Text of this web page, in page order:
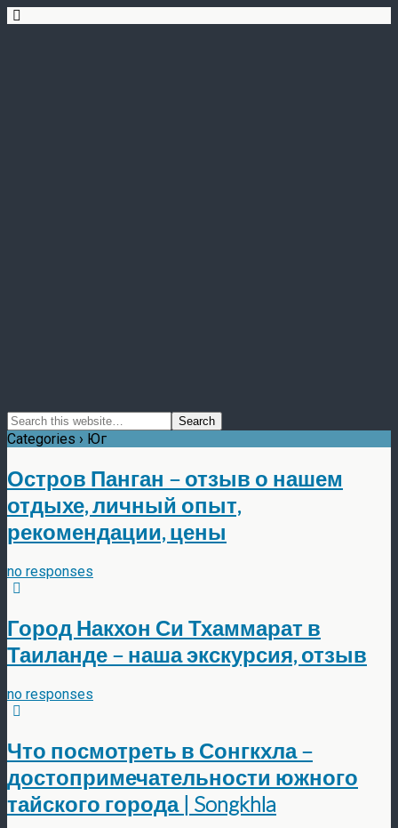
Categories › Юг
Остров Панган – отзыв о нашем
отдыхе, личный опыт,
рекомендации, цены
no responses
Город Накхон Си Тхаммарат в
Таиланде – наша экскурсия, отзыв
no responses
Что посмотреть в Сонгкхла –
достопримечательности южного
тайского города | Songkhla